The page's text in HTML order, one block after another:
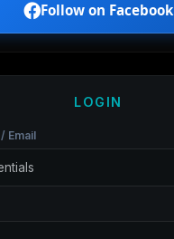
Follow on Facebook
LOGIN
Email